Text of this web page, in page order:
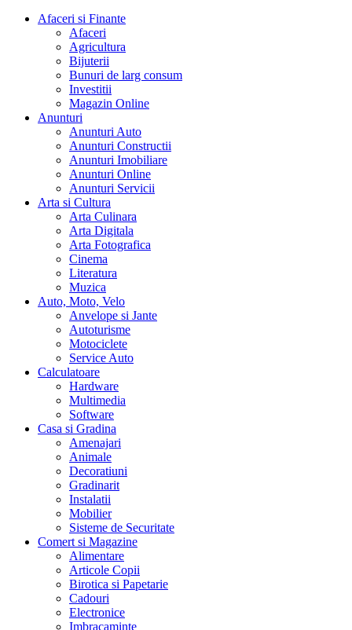
Afaceri si Finante
Afaceri
Agricultura
Bijuterii
Bunuri de larg consum
Investitii
Magazin Online
Anunturi
Anunturi Auto
Anunturi Constructii
Anunturi Imobiliare
Anunturi Online
Anunturi Servicii
Arta si Cultura
Arta Culinara
Arta Digitala
Arta Fotografica
Cinema
Literatura
Muzica
Auto, Moto, Velo
Anvelope si Jante
Autoturisme
Motociclete
Service Auto
Calculatoare
Hardware
Multimedia
Software
Casa si Gradina
Amenajari
Animale
Decoratiuni
Gradinarit
Instalatii
Mobilier
Sisteme de Securitate
Comert si Magazine
Alimentare
Articole Copii
Birotica si Papetarie
Cadouri
Electronice
Imbracaminte